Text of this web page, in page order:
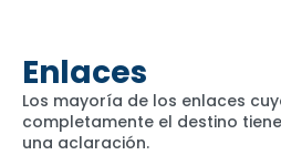
Enlaces
Los mayoría de los enlaces
completamente el destino
una aclaración.